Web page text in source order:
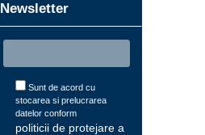
Newsletter
Sunt de acord cu
stocarea si prelucrarea
datelor conform
politicii de protejare a